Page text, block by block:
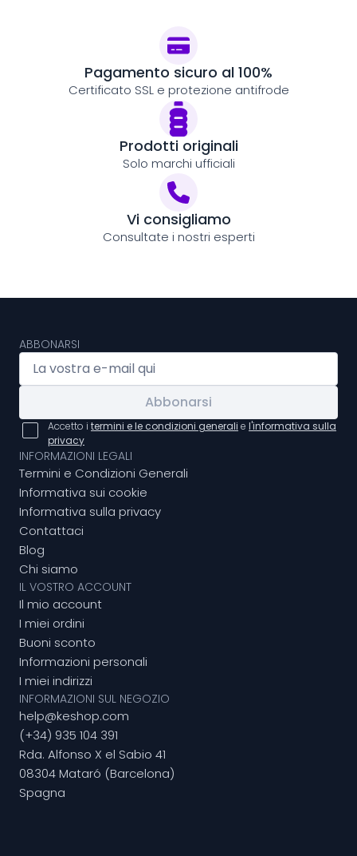
Pagamento sicuro al 100%
Certificato SSL e protezione antifrode
Prodotti originali
Solo marchi ufficiali
Vi consigliamo
Consultate i nostri esperti
ABBONARSI
Abbonarsi
Accetto i termini e le condizioni generali e l'informativa sulla
privacy
INFORMAZIONI LEGALI
Termini e Condizioni Generali
Informativa sui cookie
Informativa sulla privacy
Contattaci
Blog
Chi siamo
IL VOSTRO ACCOUNT
Il mio account
I miei ordini
Buoni sconto
Informazioni personali
I miei indirizzi
INFORMAZIONI SUL NEGOZIO
help@keshop.com
(+34) 935 104 391
Rda. Alfonso X el Sabio 41
08304 Mataró (Barcelona)
Spagna